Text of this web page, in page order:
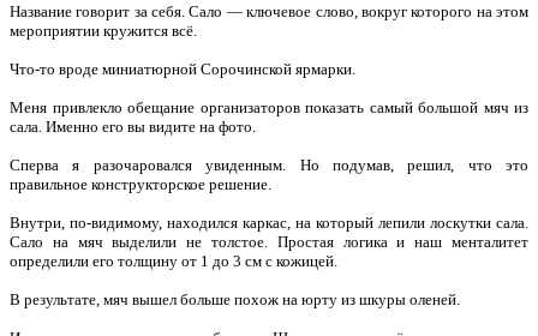
Название говорит за себя. Сало — ключевое слово, вокруг которого на этом
мероприятии кружится всё.
Что-то вроде миниатюрной Сорочинской ярмарки.
Меня привлекло обещание организаторов показать самый большой мяч из
сала. Именно его вы видите на фото.
Сперва я разочаровался увиденным. Но подумав, решил, что это
правильное конструкторское решение.
Внутри, по-видимому, находился каркас, на который лепили лоскутки сала.
Сало на мяч выделили не толстое. Простая логика и наш менталитет
определили его толщину от 1 до 3 см с кожицей.
В результате, мяч вышел больше похож на юрту из шкуры оленей.